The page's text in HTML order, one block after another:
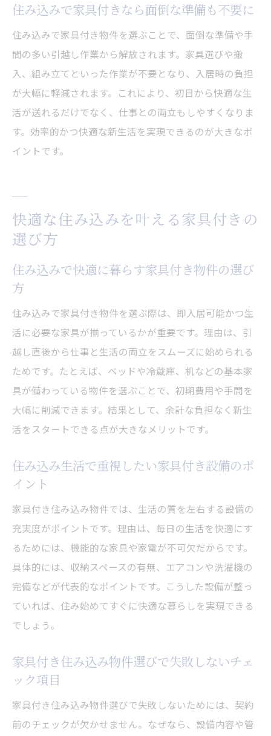
住み込みで家具付きなら面倒な準備も不要に
住み込みで家具付き物件を選ぶことで、面倒な準備や手
間の多い引越し作業から解放されます。家具選びや搬
入、組み立てといった作業が不要となり、入居時の負担
が大幅に軽減されます。これにより、初日から快適な生
活が送れるだけでなく、仕事との両立もしやすくなりま
す。効率的かつ快適な新生活を実現できるのが大きなポ
イントです。
快適な住み込みを叶える家具付きの
選び方
住み込みで快適に暮らす家具付き物件の選び
方
住み込みで家具付き物件を選ぶ際は、即入居可能かつ生
活に必要な家具が揃っているかが重要です。理由は、引
越し直後から仕事と生活の両立をスムーズに始められる
ためです。たとえば、ベッドや冷蔵庫、机などの基本家
具が備わっている物件を選ぶことで、初期費用や手間を
大幅に削減できます。結果として、余計な負担なく新生
活をスタートできる点が大きなメリットです。
住み込み生活で重視したい家具付き設備のポ
イント
家具付き住み込み物件では、生活の質を左右する設備の
充実度がポイントです。理由は、毎日の生活を快適にす
るためには、機能的な家具や家電が不可欠だからです。
具体的には、収納スペースの有無、エアコンや洗濯機の
完備などが代表的なポイントです。こうした設備が整っ
ていれば、住み始めてすぐに快適な暮らしを実現できる
でしょう。
家具付き住み込み物件選びで失敗しないチェ
ック項目
家具付き住み込み物件選びで失敗しないためには、契約
前のチェックが欠かせません。なぜなら、設備内容や管